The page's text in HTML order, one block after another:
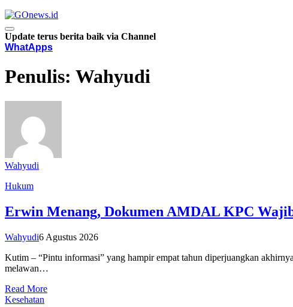
Update terus berita baik via Channel
WhatApps
Penulis: Wahyudi
Wahyudi
Hukum
Erwin Menang, Dokumen AMDAL KPC
Wahyudi6 Agustus 2026
Kutim – “Pintu informasi” yang hampir empat tahun diperjuangkan
melawan…
Read More
Kesehatan